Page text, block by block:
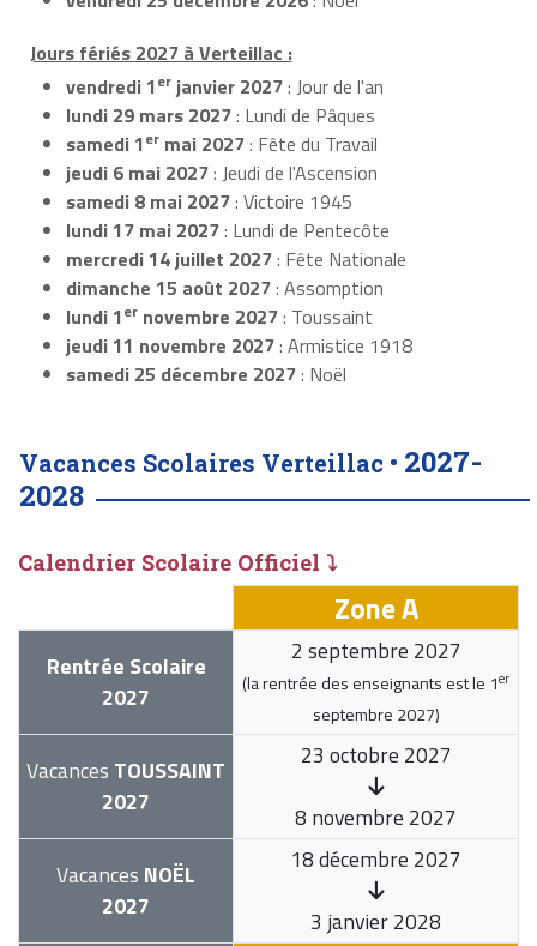
Jours fériés 2027 à Verteillac :
vendredi 1er janvier 2027: Jour de l'an
lundi 29 mars 2027: Lundi de Pâques
samedi 1er mai 2027: Fête du Travail
jeudi 6 mai 2027: Jeudi de l'Ascension
samedi 8 mai 2027: Victoire 1945
lundi 17 mai 2027: Lundi de Pentecôte
mercredi 14 juillet 2027: Fête Nationale
dimanche 15 août 2027: Assomption
lundi 1er novembre 2027: Toussaint
jeudi 11 novembre 2027: Armistice 1918
samedi 25 décembre 2027: Noël
Vacances Scolaires Verteillac • 2027-
2028
Calendrier Scolaire Officiel ⤵
Zone A
Rentrée Scolaire
2027
2 septembre 2027
(la rentrée des enseignants est le 1er
septembre 2027)
Vacances TOUSSAINT
2027
23 octobre 2027
8 novembre 2027
Vacances NOËL
2027
18 décembre 2027
3 janvier 2028